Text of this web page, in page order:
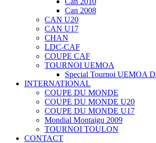
Can 2008
CAN U20
CAN U17
CHAN
LDC-CAF
COUPE CAF
TOURNOI UEMOA
Special Tournoi UEMOA
INTERNATIONAL
COUPE DU MONDE
COUPE DU MONDE U20
COUPE DU MONDE U17
Mondial Montaigu 2009
TOURNOI TOULON
CONTACT